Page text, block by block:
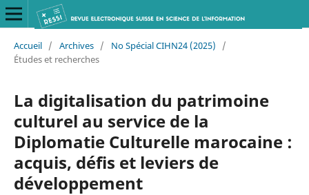
Accueil / Archives / No Spécial CIHN24 (2025)
/
Études et recherches
La digitalisation du patrimoine
culturel au service de la
Diplomatie Culturelle marocaine :
acquis, défis et leviers de
développement